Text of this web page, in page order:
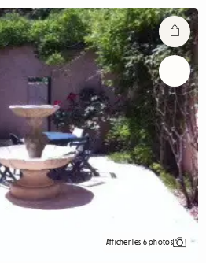
Afficher les 6 photos